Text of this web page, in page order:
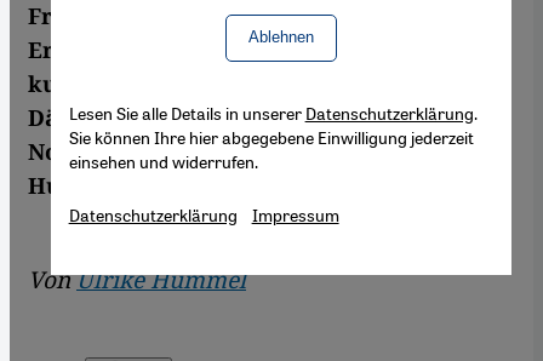
Freitagsgebete statt. Aktuell steht die
Eröffnung einer islamischen Akademie
kurz bevor, an der künftig Imaminnen für
Dänemark ausgebildet werden sollen – ein
Novum. Aus Kopenhagen berichtet Ulrike
Hummel.
VonUlrike Hummel
Ablehnen
Lesen Sie alle Details in unserer Datenschutzerklärung.
Sie können Ihre hier abgegebene Einwilligung jederzeit
einsehen und widerrufen.
Datenschutzerklärung Impressum